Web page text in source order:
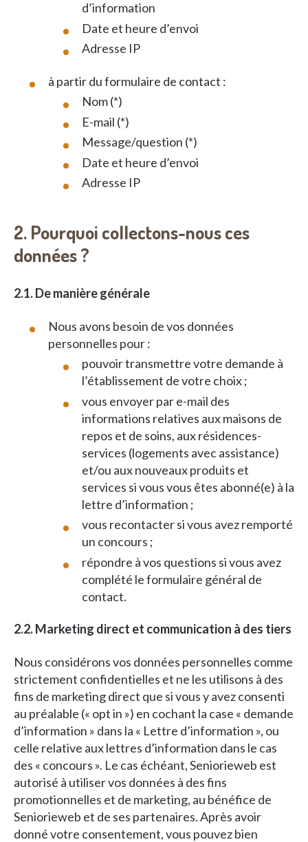
d’information
Date et heure d’envoi
Adresse IP
à partir du formulaire de contact :
Nom (*)
E-mail (*)
Message/question (*)
Date et heure d’envoi
Adresse IP
2. Pourquoi collectons-nous ces
données ?
2.1. De manière générale
Nous avons besoin de vos données
personnelles pour :
pouvoir transmettre votre demande à
l’établissement de votre choix ;
vous envoyer par e-mail des
informations relatives aux maisons de
repos et de soins, aux résidences-
services (logements avec assistance)
et/ou aux nouveaux produits et
services si vous vous êtes abonné(e) à la
lettre d’information ;
vous recontacter si vous avez remporté
un concours ;
répondre à vos questions si vous avez
complété le formulaire général de
contact.
2.2. Marketing direct et communication à des tiers
Nous considérons vos données personnelles comme
strictement confidentielles et ne les utilisons à des
fins de marketing direct que si vous y avez consenti
au préalable (« opt in ») en cochant la case « demande
d’information » dans la « Lettre d’information », ou
celle relative aux lettres d’information dans le cas
des « concours ». Le cas échéant, Seniorieweb est
autorisé à utiliser vos données à des fins
promotionnelles et de marketing, au bénéfice de
Seniorieweb et de ses partenaires. Après avoir
donné votre consentement, vous pouvez bien